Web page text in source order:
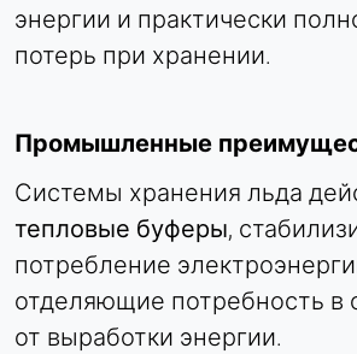
энергии и практически
потерь при хранении.
Промышленные
Системы хранения льда
тепловые буферы,
потребление
отделяющие потребность в
от выработки энергии.
Cookie duration:
Сессия - 1 год
ВНЕШНИЕ МЕДИА
разработчиков, например
технические данные могут
провайдеру.
Vimeo